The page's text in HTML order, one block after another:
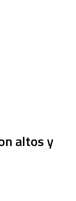
altos y